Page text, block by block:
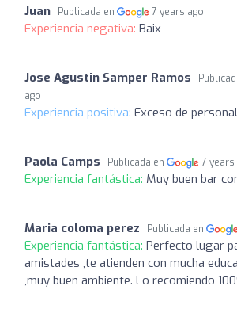
Juan Publicada en 7 years ago
Experiencia negativa: Baix
Jose Agustin Samper Ramos
ago
Experiencia positiva: Exceso de personal
Paola Camps Publicada en 7 years
Experiencia fantástica: Muy buen bar
Maria coloma perez Publicada en
Experiencia fantástica: Perfecto lugar
amistades ,te atienden con mucha
,muy buen ambiente. Lo recomiendo